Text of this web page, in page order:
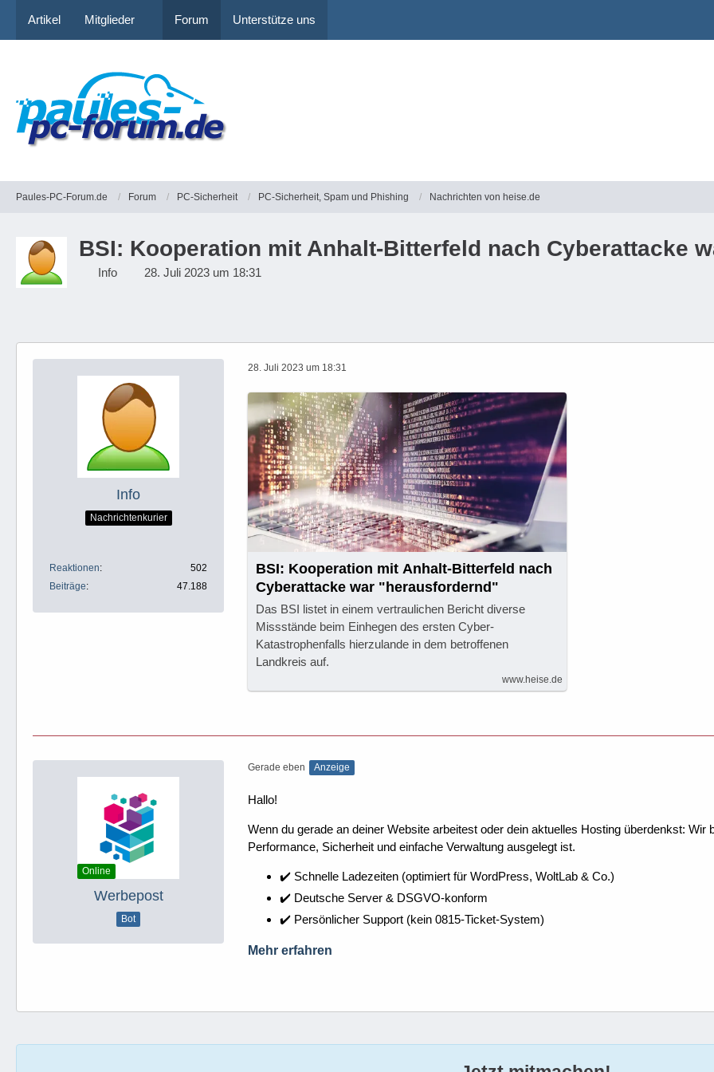
Artikel Mitglieder Forum Unterstütze uns
Paules-PC-Forum.de Forum PC-Sicherheit PC-Sicherheit, Spam und Phishing Nachrichten von heise.de
BSI: Kooperation mit Anhalt-Bitterfeld nach Cyberattacke
Info 28. Juli 2023 um 18:31
Info
Nachrichtenkurier
Reaktionen
502
Beiträge
47.188
28. Juli 2023 um 18:31
BSI: Kooperation mit Anhalt-Bitterfeld nach
Cyberattacke war "herausfordernd"
Das BSI listet in einem vertraulichen Bericht diverse
Missstände beim Einhegen des ersten Cyber-
Katastrophenfalls hierzulande in dem betroffenen
Landkreis auf.
www.heise.de
Online
Werbepost
Bot
Gerade eben Anzeige
Hallo!
Wenn du gerade an deiner Website arbeitest oder dein aktuelles Hosting überdenkst:
Performance, Sicherheit und einfache Verwaltung ausgelegt ist.
✔️ Schnelle Ladezeiten (optimiert für WordPress, WoltLab & Co.)
✔️ Deutsche Server & DSGVO-konform
✔️ Persönlicher Support (kein 0815-Ticket-System)
Mehr erfahren